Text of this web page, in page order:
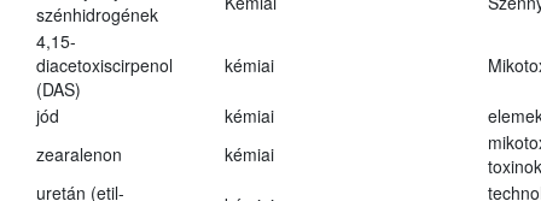
szénhidrogének
4,15-
diacetoxiscirpenol
(DAS)
kémiai
jód kémiai
zearalenon
kémiai
toxinok
uretán (etil-